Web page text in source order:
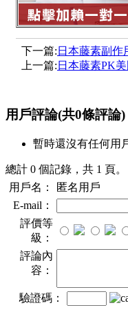
下一篇: 日本藤素副作
上一篇: 日本藤素PK
用戶評論(共0條評論)
暫時還沒有任何用
總計 0 個記錄，共 1 頁。
用戶名：
匿名用戶
E-mail：
評價等
級：
評論內
容：
驗證碼：